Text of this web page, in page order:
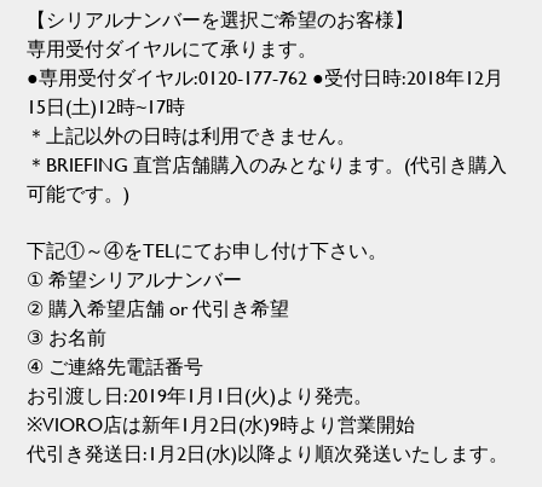
【シリアルナンバーを選択ご希望のお客様】
専用受付ダイヤルにて承ります。
●専用受付ダイヤル:0120-177-762 ●受付日時:2018年12月
15日(土)12時~17時
＊上記以外の日時は利用できません。
＊BRIEFING 直営店舗購入のみとなります。(代引き購入
可能です。)
下記①～④をTELにてお申し付け下さい。
① 希望シリアルナンバー
② 購入希望店舗 or 代引き希望
③ お名前
④ ご連絡先電話番号
お引渡し日:2019年1月1日(火)より発売。
※VIORO店は新年1月2日(水)9時より営業開始
代引き発送日:1月2日(水)以降より順次発送いたします。